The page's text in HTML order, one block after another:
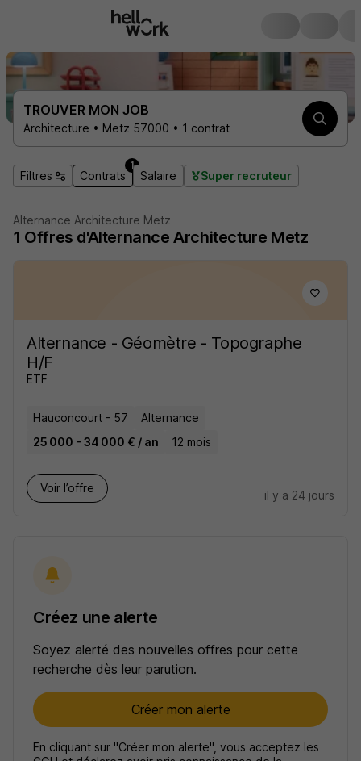
TROUVER MON JOB
Architecture • Metz 57000 • 1 contrat
Filtres Contrats
1
Salaire Super recruteur
Alternance Architecture Metz
1 Offres d'Alternance Architecture Metz
Alternance - Géomètre - Topographe
H/F
ETF
Hauconcourt - 57
Alternance
25 000 - 34 000 € / an
12 mois
Voir l’offre
il y a 24 jours
Créez une alerte
Soyez alerté des nouvelles offres pour cette
recherche dès leur parution.
Créer mon alerte
En cliquant sur "Créer mon alerte", vous acceptez les